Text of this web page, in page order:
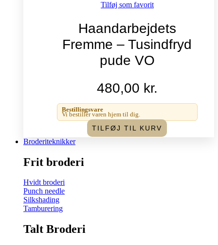
Tilføj som favorit
Haandarbejdets
Fremme – Tusindfryd
pude VO
480,00 kr.
Bestillingsvare
Vi bestiller varen hjem til dig.
TILFØJ TIL KURV
Broderiteknikker
Frit broderi
Hvidt broderi
Punch needle
Silkshading
Tamburering
Talt Broderi